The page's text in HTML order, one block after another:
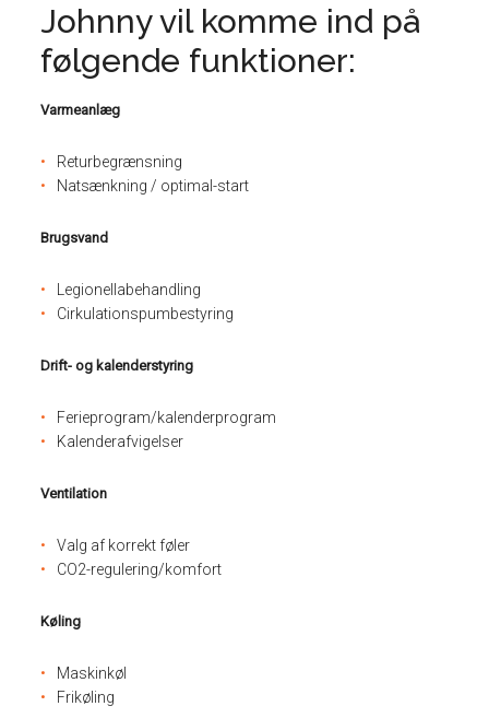
Johnny vil komme ind på
følgende funktioner:
Varmeanlæg
Returbegrænsning
Natsænkning / optimal-start
Brugsvand
Legionellabehandling
Cirkulationspumbestyring
Drift- og kalenderstyring
Ferieprogram/kalenderprogram
Kalenderafvigelser
Ventilation
Valg af korrekt føler
CO2-regulering/komfort
Køling
Maskinkøl
Frikøling